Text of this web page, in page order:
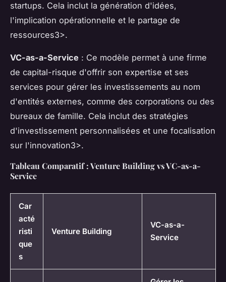
startups. Cela inclut la génération d'idées,
l'implication opérationnelle et le partage de
ressources3>.
VC-as-a-Service : Ce modèle permet à une firme
de capital-risque d'offrir son expertise et ses
services pour gérer les investissements au nom
d'entités externes, comme des corporations ou des
bureaux de famille. Cela inclut des stratégies
d'investissement personnalisées et une focalisation
sur l'innovation3>.
Tableau Comparatif : Venture Building vs VC-as-a-
Service
Car
acté
risti
que
s
Venture Building
VC-as-a-
Service